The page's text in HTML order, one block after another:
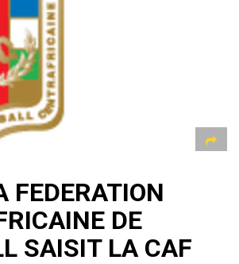
FEDERATION
DE
SAISIT LA CAF